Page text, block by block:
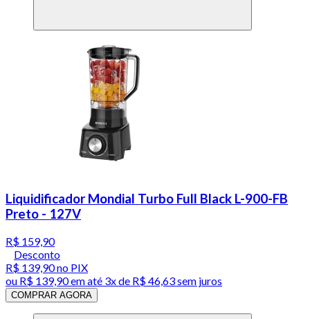
Liquidificador Mondial Turbo Full Black L-900-FB
Preto - 127V
R$ 159,90
Desconto
R$ 139,90no PIX
ou R$ 139,90em até 3x de R$ 46,63 sem juros
COMPRAR AGORA